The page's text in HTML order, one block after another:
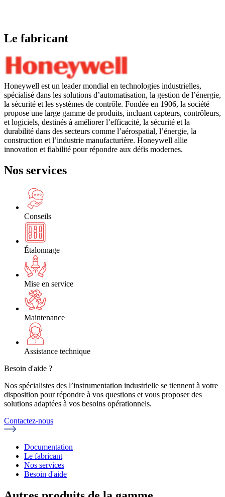
Le fabricant
Honeywell est un leader mondial en technologies industrielles,
spécialisé dans les solutions d’automatisation, la gestion de l’énergie,
la sécurité et les systèmes de contrôle. Fondée en 1906, la société
propose une large gamme de produits, incluant capteurs, contrôleurs,
et logiciels, destinés à améliorer l’efficacité, la sécurité et la
durabilité dans des secteurs comme l’aérospatial, l’énergie, la
construction et l’industrie manufacturière. Honeywell allie
innovation et fiabilité pour répondre aux défis modernes.
Nos services
Conseils
Étalonnage
Mise en service
Maintenance
Assistance technique
Besoin d'aide ?
Nos spécialistes des l’instrumentation industrielle se tiennent à votre
disposition pour répondre à vos questions et vous proposer des
solutions adaptées à vos besoins opérationnels.
Contactez-nous
Documentation
Le fabricant
Nos services
Besoin d'aide